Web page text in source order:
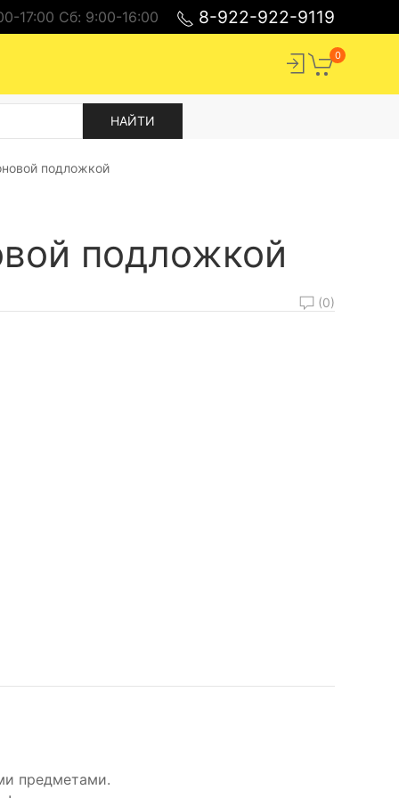
17:00 Cб: 9:00-16:00 8-922-922-9119
0
подложкой
подложкой
(0)
предметами.